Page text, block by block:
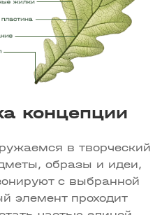
концепции
в творческий
образы и идеи,
с выбранной
элемент проходит